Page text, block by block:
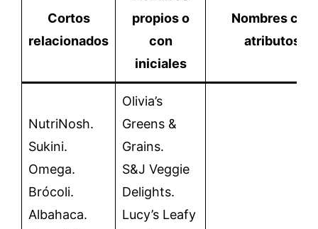
Cortos
relacionados
propios o
con
iniciales
Nombres con
atributos
NutriNosh.
Sukini.
Omega.
Brócoli.
Albahaca.
Olivia’s
Greens &
Grains.
S&J Veggie
Delights.
Lucy’s Leafy